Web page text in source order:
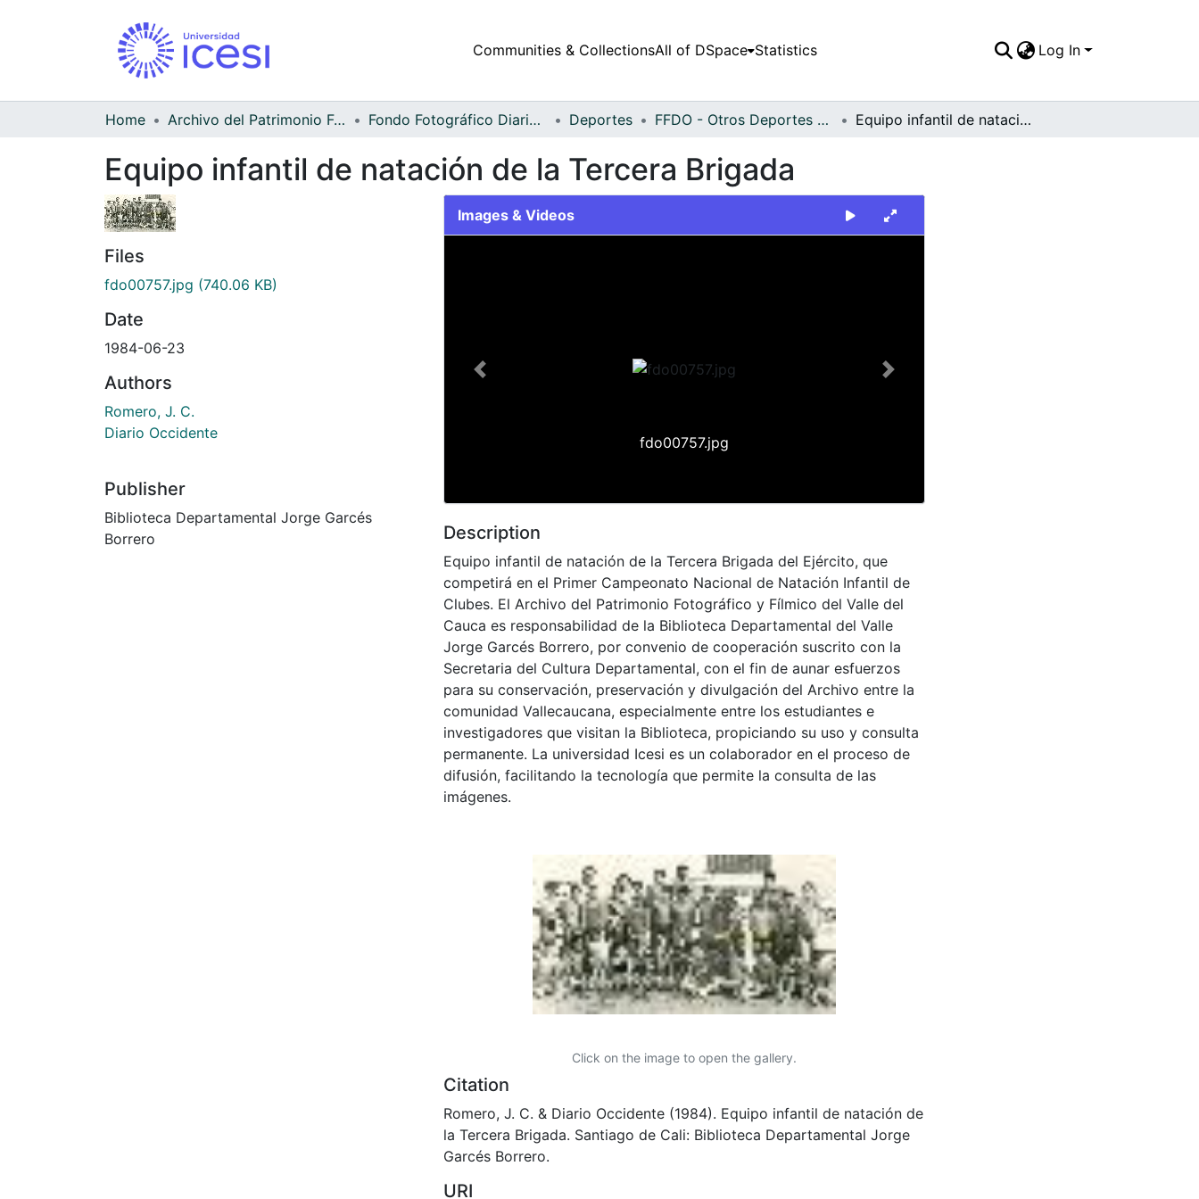
Communities & CollectionsAll of DSpace Statistics Log In
Home Archivo del Patrimonio Fotográfico y Fílmico del Valle del Cauca Fondo Fotográfico Diario Occidente Deportes FFDO - Otros Deportes - Patrimonial Equipo infantil de natación de la Tercera Brigada
Equipo infantil de natación de la Tercera Brigada
Files
fdo00757.jpg (740.06 KB)
Date
1984-06-23
Authors
Romero, J. C.
Diario Occidente
Publisher
Biblioteca Departamental Jorge Garcés
Borrero
Images & Videos
fdo00757.jpg
Previous Next
Description
Equipo infantil de natación de la Tercera Brigada del Ejército, que
competirá en el Primer Campeonato Nacional de Natación Infantil de
Clubes. El Archivo del Patrimonio Fotográfico y Fílmico del Valle del
Cauca es responsabilidad de la Biblioteca Departamental del Valle
Jorge Garcés Borrero, por convenio de cooperación suscrito con la
Secretaria del Cultura Departamental, con el fin de aunar esfuerzos
para su conservación, preservación y divulgación del Archivo entre la
comunidad Vallecaucana, especialmente entre los estudiantes e
investigadores que visitan la Biblioteca, propiciando su uso y consulta
permanente. La universidad Icesi es un colaborador en el proceso de
difusión, facilitando la tecnología que permite la consulta de las
imágenes.
Click on the image to open the gallery.
Citation
Romero, J. C. & Diario Occidente (1984). Equipo infantil de natación de
la Tercera Brigada. Santiago de Cali: Biblioteca Departamental Jorge
Garcés Borrero.
URI